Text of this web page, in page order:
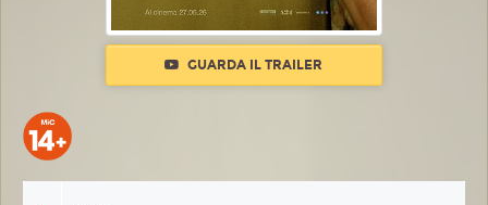
GUARDA IL TRAILER